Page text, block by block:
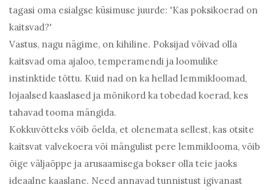
tagasi oma esialgse küsimuse juurde: 'Kas poksikoerad on
kaitsvad?'
Vastus, nagu nägime, on kihiline. Poksijad võivad olla
kaitsvad oma ajaloo, temperamendi ja loomulike
instinktide tõttu. Kuid nad on ka hellad lemmikloomad,
lojaalsed kaaslased ja mõnikord ka tobedad koerad, kes
tahavad tooma mängida.
Kokkuvõtteks võib öelda, et olenemata sellest, kas otsite
kaitsvat valvekoera või mängulist pere lemmiklooma, võib
õige väljaõppe ja arusaamisega bokser olla teie jaoks
ideaalne kaaslane. Need annavad tunnistust igivanast